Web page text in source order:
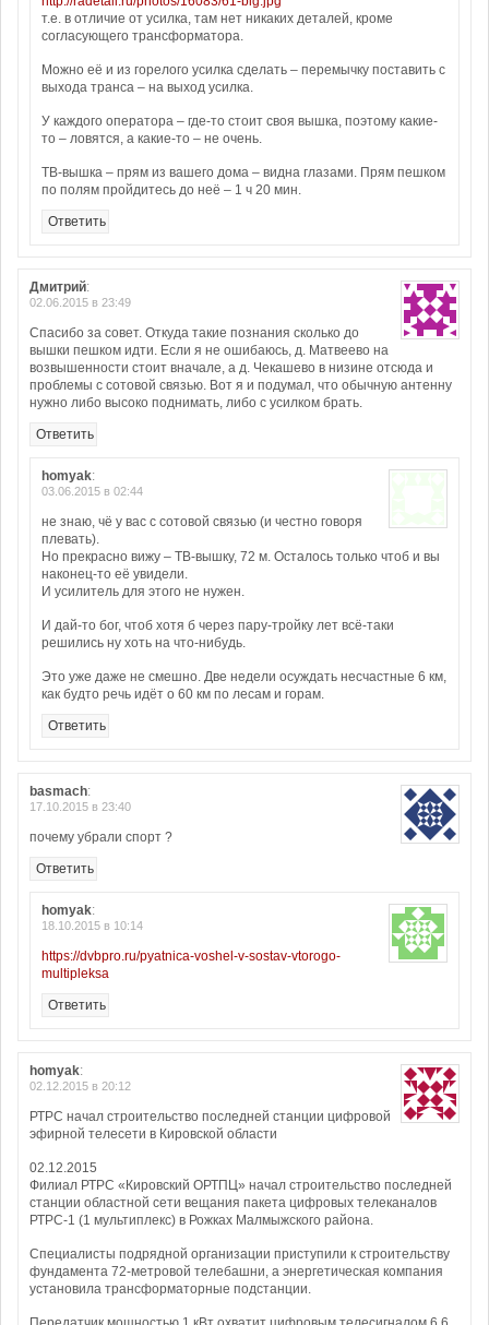
т.е. в отличие от усилка, там нет никаких деталей, кроме
согласующего трансформатора.
Можно её и из горелого усилка сделать – перемычку поставить с
выхода транса – на выход усилка.
У каждого оператора – где-то стоит своя вышка, поэтому какие-
то – ловятся, а какие-то – не очень.
ТВ-вышка – прям из вашего дома – видна глазами. Прям пешком
по полям пройдитесь до неё – 1 ч 20 мин.
Ответить
Дмитрий:
02.06.2015 в 23:49
Спасибо за совет. Откуда такие познания сколько до
вышки пешком идти. Если я не ошибаюсь, д. Матвеево на
возвышенности стоит вначале, а д. Чекашево в низине отсюда и
проблемы с сотовой связью. Вот я и подумал, что обычную антенну
нужно либо высоко поднимать, либо с усилком брать.
Ответить
homyak:
03.06.2015 в 02:44
не знаю, чё у вас с сотовой связью (и честно говоря
плевать).
Но прекрасно вижу – ТВ-вышку, 72 м. Осталось только чтоб и вы
наконец-то её увидели.
И усилитель для этого не нужен.
И дай-то бог, чтоб хотя б через пару-тройку лет всё-таки
решились ну хоть на что-нибудь.
Это уже даже не смешно. Две недели осуждать несчастные 6 км,
как будто речь идёт о 60 км по лесам и горам.
Ответить
basmach:
17.10.2015 в 23:40
почему убрали спорт ?
Ответить
homyak:
18.10.2015 в 10:14
https://dvbpro.ru/pyatnica-voshel-v-sostav-vtorogo-
multipleksa
Ответить
homyak:
02.12.2015 в 20:12
РТРС начал строительство последней станции цифровой
эфирной телесети в Кировской области
02.12.2015
Филиал РТРС «Кировский ОРТПЦ» начал строительство последней
станции областной сети вещания пакета цифровых телеканалов
РТРС-1 (1 мультиплекс) в Рожках Малмыжского района.
Специалисты подрядной организации приступили к строительству
фундамента 72-метровой телебашни, а энергетическая компания
установила трансформаторные подстанции.